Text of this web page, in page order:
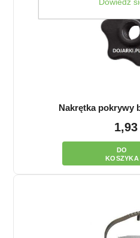
Nakrętka pokrywy
1,93